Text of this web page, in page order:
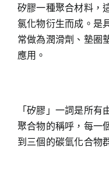
矽膠一種聚合材料，
氯化物衍生而成。是
常做為潤滑劑、墊圈
應用。
「矽膠」一詞是所
聚合物的稱呼，每一
到三個的碳氫化合